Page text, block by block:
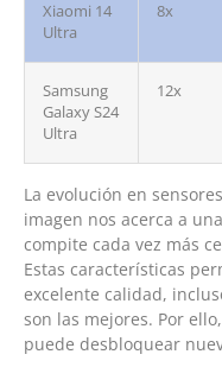
Xiaomi 14
Ultra
8x
Samsung
Galaxy S24
Ultra
12x
La evolución en
imagen nos acerca a
compite cada vez más
Estas características
excelente calidad,
son las mejores. Por
puede desbloquear